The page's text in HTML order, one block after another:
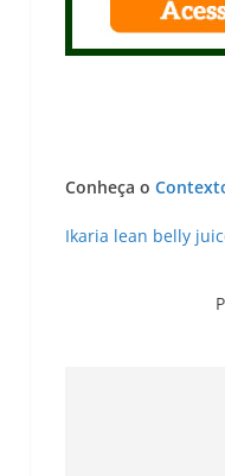
Conheça o
Ikaria lean belly